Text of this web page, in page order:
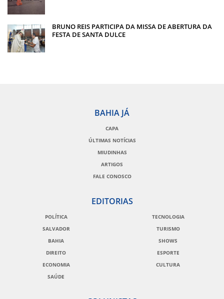
BRUNO REIS PARTICIPA DA MISSA DE ABERTURA DA
FESTA DE SANTA DULCE
BAHIA JÁ
CAPA
ÚLTIMAS NOTÍCIAS
MIUDINHAS
ARTIGOS
FALE CONOSCO
EDITORIAS
POLÍTICA
SALVADOR
BAHIA
DIREITO
ECONOMIA
SAÚDE
TECNOLOGIA
TURISMO
SHOWS
ESPORTE
CULTURA